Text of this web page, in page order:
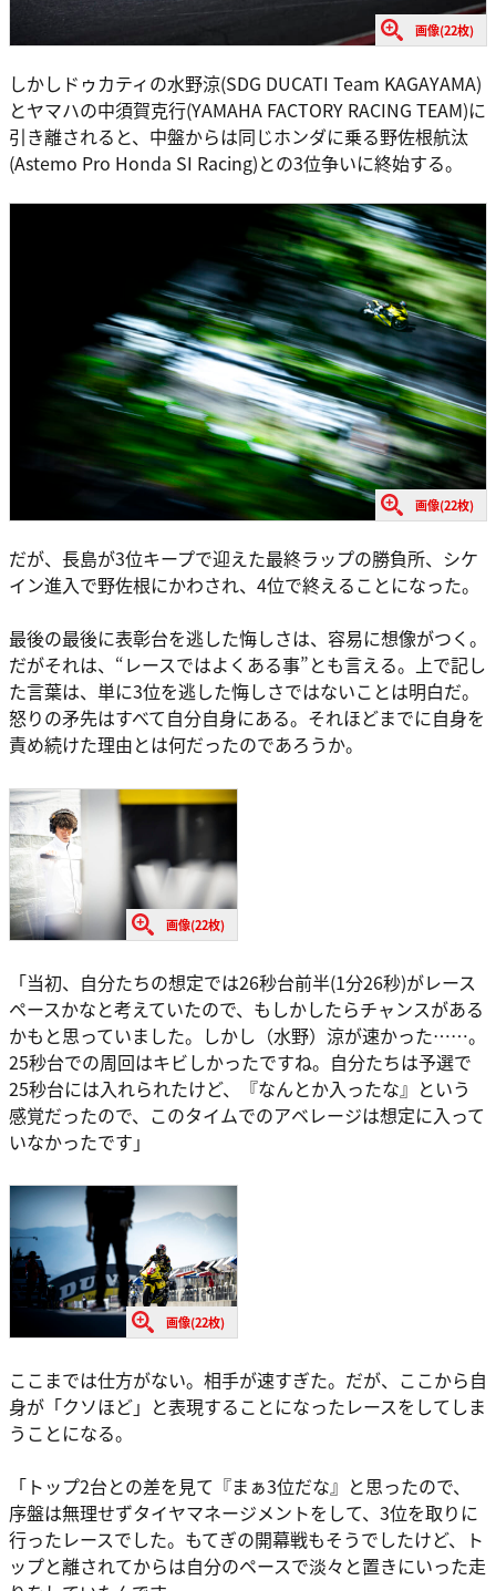
画像(22枚)
しかしドゥカティの水野涼(SDG DUCATI Team KAGAYAMA)
とヤマハの中須賀克行(YAMAHA FACTORY RACING TEAM)に
引き離されると、中盤からは同じホンダに乗る野佐根航汰
(Astemo Pro Honda SI Racing)との3位争いに終始する。
画像(22枚)
だが、長島が3位キープで迎えた最終ラップの勝負所、シケ
イン進入で野佐根にかわされ、4位で終えることになった。
最後の最後に表彰台を逃した悔しさは、容易に想像がつく。
だがそれは、“レースではよくある事”とも言える。上で記し
た言葉は、単に3位を逃した悔しさではないことは明白だ。
怒りの矛先はすべて自分自身にある。それほどまでに自身を
責め続けた理由とは何だったのであろうか。
画像(22枚)
「当初、自分たちの想定では26秒台前半(1分26秒)がレース
ペースかなと考えていたので、もしかしたらチャンスがある
かもと思っていました。しかし（水野）涼が速かった……。
25秒台での周回はキビしかったですね。自分たちは予選で
25秒台には入れられたけど、『なんとか入ったな』という
感覚だったので、このタイムでのアベレージは想定に入って
いなかったです」
画像(22枚)
ここまでは仕方がない。相手が速すぎた。だが、ここから自
身が「クソほど」と表現することになったレースをしてしま
うことになる。
「トップ2台との差を見て『まぁ3位だな』と思ったので、
序盤は無理せずタイヤマネージメントをして、3位を取りに
行ったレースでした。もてぎの開幕戦もそうでしたけど、ト
ップと離されてからは自分のペースで淡々と置きにいった走